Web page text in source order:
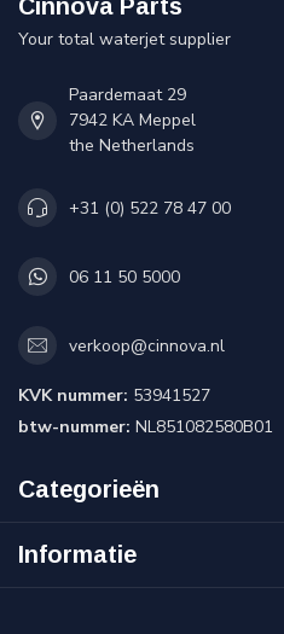
Cinnova Parts
Your total waterjet supplier
Paardemaat 29
7942 KA Meppel
the Netherlands
+31 (0) 522 78 47 00
06 11 50 5000
verkoop@cinnova.nl
KVK nummer: 53941527
btw-nummer: NL851082580B01
Categorieën
Informatie